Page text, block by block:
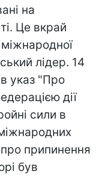
на
Це вкрай
лідер. 14
указ "Про
дії
сили в
припинення
був